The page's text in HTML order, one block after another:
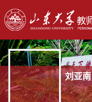
刘亚南